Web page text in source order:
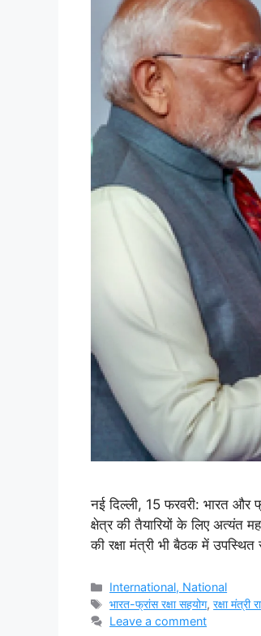
नई दिल्ली, 15 फरवरी: भारत और
क्षेत्र की तैयारियों के लिए अत्यंत
की रक्षा मंत्री भी बैठक में
Categories
International, National
Tags
भारत-फ्रांस रक्षा सहयोग,रक्षा मंत्री
Leave a comment